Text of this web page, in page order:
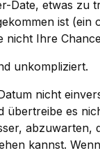
Date, etwas zu
ist (ein
nicht Ihre
unkompliziert.
nicht
übertreibe es
abzuwarten,
kannst.